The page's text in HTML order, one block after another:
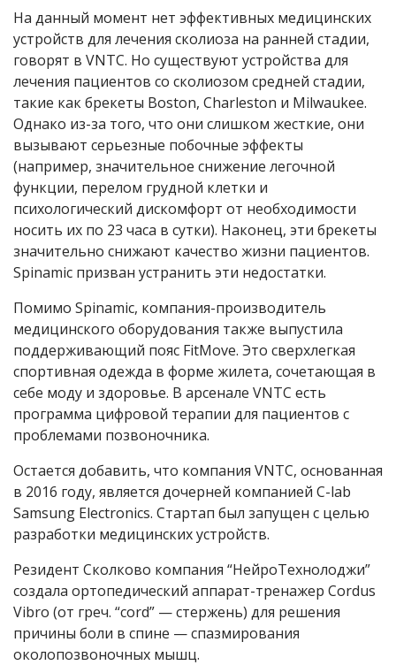
На данный момент нет эффективных медицинских
устройств для лечения сколиоза на ранней стадии,
говорят в VNTC. Но существуют устройства для
лечения пациентов со сколиозом средней стадии,
такие как брекеты Boston, Charleston и Milwaukee.
Однако из-за того, что они слишком жесткие, они
вызывают серьезные побочные эффекты
(например, значительное снижение легочной
функции, перелом грудной клетки и
психологический дискомфорт от необходимости
носить их по 23 часа в сутки). Наконец, эти брекеты
значительно снижают качество жизни пациентов.
Spinamic призван устранить эти недостатки.
Помимо Spinamic, компания-производитель
медицинского оборудования также выпустила
поддерживающий пояс FitMove. Это сверхлегкая
спортивная одежда в форме жилета, сочетающая в
себе моду и здоровье. В арсенале VNTC есть
программа цифровой терапии для пациентов с
проблемами позвоночника.
Остается добавить, что компания VNTC, основанная
в 2016 году, является дочерней компанией C-lab
Samsung Electronics. Стартап был запущен с целью
разработки медицинских устройств.
Резидент Сколково компания “НейроТехнолоджи”
создала ортопедический аппарат-тренажер Cordus
Vibro (от греч. “cord” — стержень) для решения
причины боли в спине — спазмирования
околопозвоночных мышц.